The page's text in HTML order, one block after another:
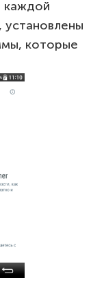
каждой
установлены
которые